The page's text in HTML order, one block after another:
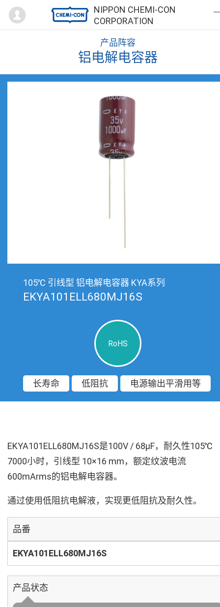
NIPPON CHEMI-CON
CORPORATION
Mypage
产品阵容
铝电解电容器
105℃ 引线型 铝电解电容器 KYA系列
EKYA101ELL680MJ16S
RoHS
长寿命 低阻抗 电源输出平滑用等
EKYA101ELL680MJ16S是100V / 68µF，耐久性105℃
7000小时，引线型 10×16 mm，额定纹波电流
600mArms的铝电解电容器。
通过使用低阻抗电解液，实现更低阻抗及耐久性。
品番
EKYA101ELL680MJ16S
产品状态